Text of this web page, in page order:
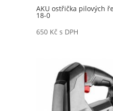
AKU ostřička pilových
18-0
650 Kč s DPH